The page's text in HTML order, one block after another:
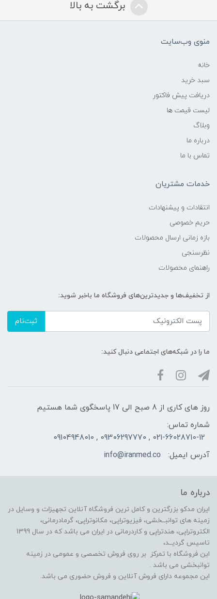
برگشت به بالا
منوی وب‌سایت
خانه
سبد خرید
دریافت پیش فاکتور
لیست قیمت ها
وبلاگ
درباره ما
تماس با ما
خدمات مشتریان
انتقادات و پیشنهادات
حریم خصوصی
بازه زمانی ارسال محصولات
نظرسنجی
راهنمای محصولات
از تخفیف‌ها و جدیدترین‌های فروشگاه ما باخبر شوید:
ثبت‌نام
ما را در شبکه‌های اجتماعی دنبال کنید:
روز های کاری از 8 صبح الی 17 پاسخگوی شما هستیم
شماره تماس:
021-66028710-12 , 09306297770 , 09104948010
آدرس ایمیل:
info@iranmed.co
درباره ما
ایران مدکو بزرگترین و کامل ترین فروشگاه آنلاین تجهیزات و وسایل در
زمینه های توانبــخشی، فیزیوتراپی، مکانوتراپی، گرمادرمانی،
الکتروتراپی، هندتراپی و کاردرمانی در ایران می باشد که در سال 1399
تاسیس گردیــد،
این فروشگاه با تمرکز بر روی فروش تخصصی و عمومی در زمینه
توانبخشی می باشد .
این مجموعه دارای فروش آنلاین و فروش حضوری می باشد.